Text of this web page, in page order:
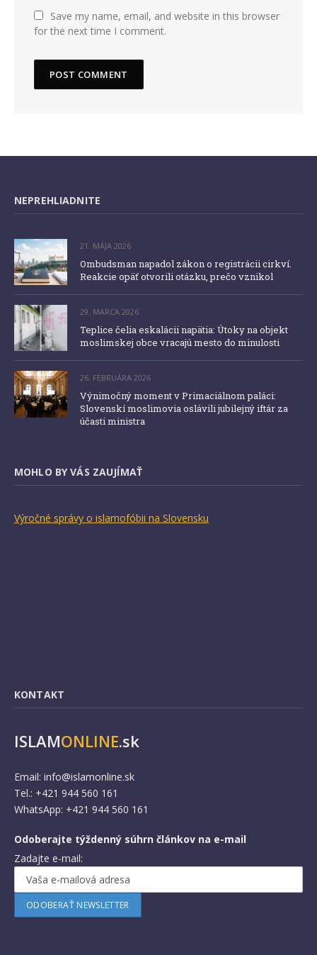
Save my name, email, and website in this browser
for the next time I comment.
NEPREHLIADNITE
21. MÁJA 2026
Ombudsman napadol zákon o registrácii cirkví.
Reakcie opäť otvorili otázku, prečo vznikol
29. MARCA 2026
Teplice čelia eskalácii napätia: Útoky na objekt
moslimskej obce vracajú mesto do minulosti
26. FEBRUÁRA 2026
Výnimočný moment v Primaciálnom paláci:
Slovenskí moslimovia oslávili jubilejný iftár za
účasti ministra
MOHLO BY VÁS ZAUJÍMAŤ
Výročné správy o islamofóbii na Slovensku
KONTAKT
ISLAMONLINE.sk
Email: info@islamonline.sk
Tel.: +421 944 560 161
WhatsApp: +421 944 560 161
Odoberajte týždenný súhrn článkov na e-mail
Zadajte e-mail: